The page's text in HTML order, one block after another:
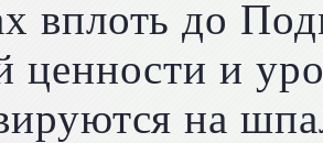
вплоть до
ценности и
на